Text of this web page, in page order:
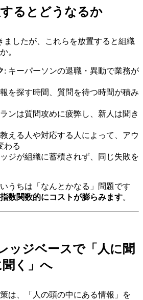
るとどうなるか
ましたが、これらを放置すると組織
。
: キーパーソンの退職・異動で業務が
を探す時間、質問を待つ時間が積み
ンは質問攻めに疲弊し、新人は聞き
える人や対応する人によって、アウ
わる
ジが組織に蓄積されず、同じ失敗を
うちは「なんとかなる」問題です
数関数的にコストが膨らみます。
ッジベースで「人に聞
く」へ
は、「人の頭の中にある情報」を